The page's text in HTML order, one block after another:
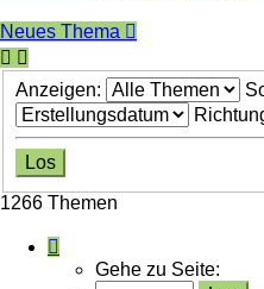
Neues Thema
Anzeigen:
1266 Themen
Seite
1
Gehe zu Seite: